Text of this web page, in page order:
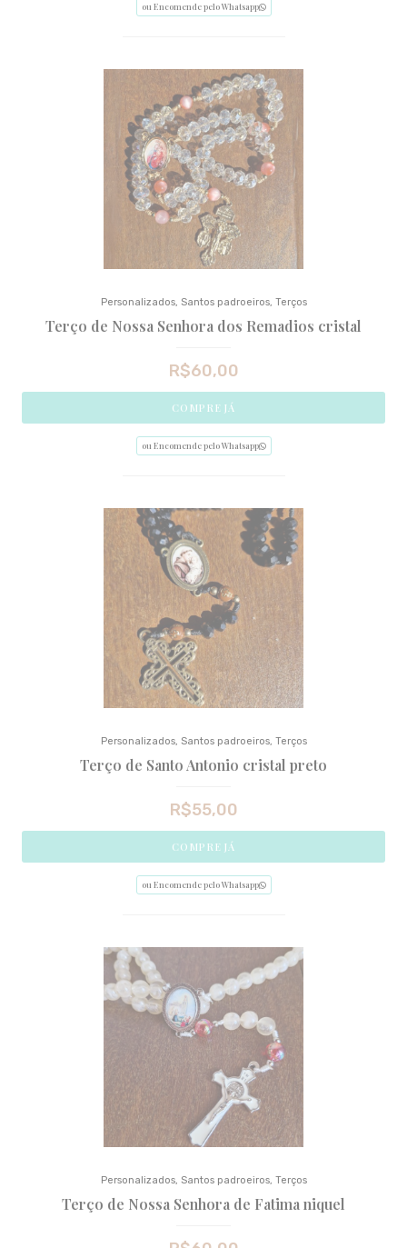
ou Encomende pelo Whatsapp
Personalizados, Santos padroeiros, Terços
Terço de Nossa Senhora dos Remadios cristal
R$60,00
COMPRE JÁ
ou Encomende pelo Whatsapp
Personalizados, Santos padroeiros, Terços
Terço de Santo Antonio cristal preto
R$55,00
COMPRE JÁ
ou Encomende pelo Whatsapp
Personalizados, Santos padroeiros, Terços
Terço de Nossa Senhora de Fatima niquel